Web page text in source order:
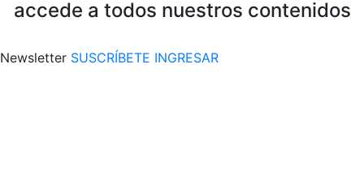
accede a todos nuestros contenidos
Newsletter SUSCRÍBETE INGRESAR